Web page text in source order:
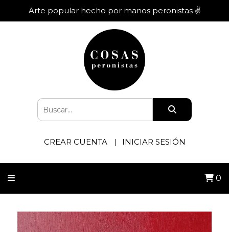
Arte popular hecho por manos peronistas ✌️
CREAR CUENTA INICIAR SESIÓN
0